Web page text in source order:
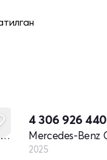
Mercedes-Benz G-Класс AMG II - avlod restayling
4 306 926 440
2025